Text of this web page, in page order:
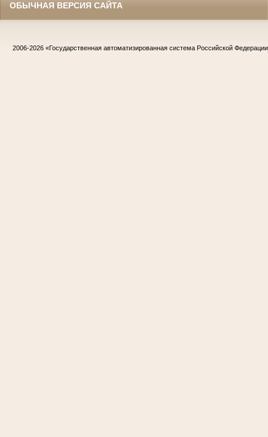
ОБЫЧНАЯ ВЕРСИЯ САЙТА
2006-2026 «Государственная автоматизированная система Российской